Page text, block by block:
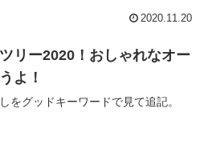
2020.11.20
リー2020！おしゃれなオー
よ！
グッドキーワードで見て追記。